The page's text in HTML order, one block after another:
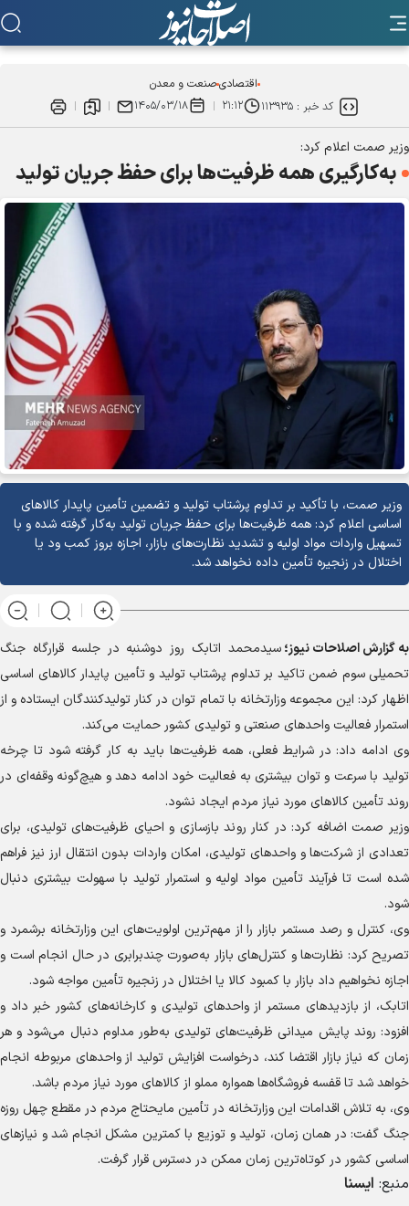
اقتصادیصنعت و معدن
کد خبر :۱۱۳۹۳۵ ۲۱:۱۲ ۱۴۰۵/۰۳/۱۸
وزیر صمت اعلام کرد:
به‌کارگیری همه ظرفیت‌ها برای حفظ جریان تولید
وزیر صمت، با تأکید بر تداوم پرشتاب تولید و تضمین تأمین پایدار کالا‌های
اساسی اعلام کرد: همه ظرفیت‌ها برای حفظ جریان تولید به‌کار گرفته شده و با
تسهیل واردات مواد اولیه و تشدید نظارت‌های بازار، اجازه بروز کمب ود یا
اختلال در زنجیره تأمین داده نخواهد شد.
به گزارشاصلاحات نیوز؛سیدمحمد اتابک روز دوشنبه در جلسه قرارگاه جنگ
تحمیلی سوم ضمن تاکید بر تداوم پرشتاب تولید و تأمین پایدار کالا‌های اساسی
اظهار کرد: این مجموعه وزارتخانه با تمام توان در کنار تولیدکنندگان ایستاده و از
استمرار فعالیت واحد‌های صنعتی و تولیدی کشور حمایت می‌کند.
وی ادامه داد: در شرایط فعلی، همه ظرفیت‌ها باید به کار گرفته شود تا چرخه
تولید با سرعت و توان بیشتری به فعالیت خود ادامه دهد و هیچ‌گونه وقفه‌ای در
روند تأمین کالا‌های مورد نیاز مردم ایجاد نشود.
وزیر صمت اضافه کرد: در کنار روند بازسازی و احیای ظرفیت‌های تولیدی، برای
تعدادی از شرکت‌ها و واحد‌های تولیدی، امکان واردات بدون انتقال ارز نیز فراهم
شده است تا فرآیند تأمین مواد اولیه و استمرار تولید با سهولت بیشتری دنبال
شود.
وی، کنترل و رصد مستمر بازار را از مهم‌ترین اولویت‌های این وزارتخانه برشمرد و
تصریح کرد: نظارت‌ها و کنترل‌های بازار به‌صورت چندبرابری در حال انجام است و
اجازه نخواهیم داد بازار با کمبود کالا یا اختلال در زنجیره تأمین مواجه شود.
اتابک، از بازدید‌های مستمر از واحد‌های تولیدی و کارخانه‌های کشور خبر داد و
افزود: روند پایش میدانی ظرفیت‌های تولیدی به‌طور مداوم دنبال می‌شود و هر
زمان که نیاز بازار اقتضا کند، درخواست افزایش تولید از واحد‌های مربوطه انجام
خواهد شد تا قفسه فروشگاه‌ها همواره مملو از کالا‌های مورد نیاز مردم باشد.
وی، به تلاش اقدامات این وزارتخانه در تأمین مایحتاج مردم در مقطع چهل روزه
جنگ گفت: در همان زمان، تولید و توزیع با کمترین مشکل انجام شد و نیاز‌های
اساسی کشور در کوتاه‌ترین زمان ممکن در دسترس قرار گرفت.
منبع: ایسنا